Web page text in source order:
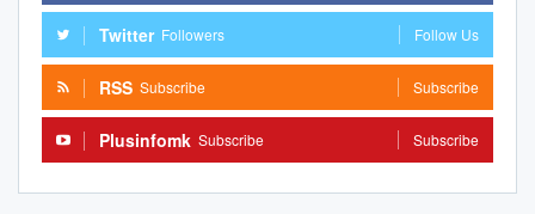
Twitter Followers Follow Us
RSS Subscribe Subscribe
Plusinfomk Subscribe Subscribe